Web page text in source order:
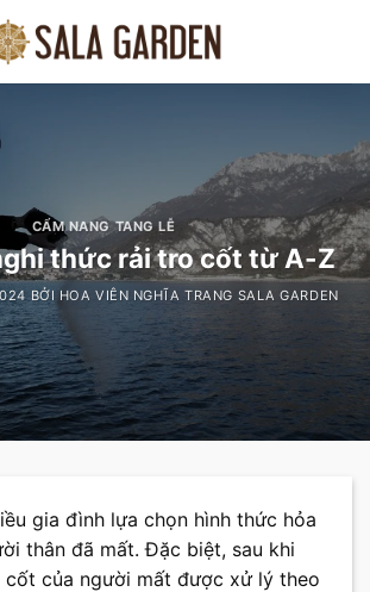
CẨM NANG TANG LỄ
thức rải tro cốt từ A-Z
BỞIHOA VIÊN NGHĨA TRANG SALA GARDEN
gia đình lựa chọn hình thức hỏa
thân đã mất. Đặc biệt, sau khi
cốt của người mất được xử lý theo